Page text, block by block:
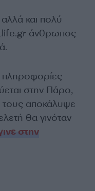
αλλά και πολύ
tlife.gr άνθρωπος
πληροφορίες
στην Πάρο,
τους αποκάλυψε
θα γινόταν
στην